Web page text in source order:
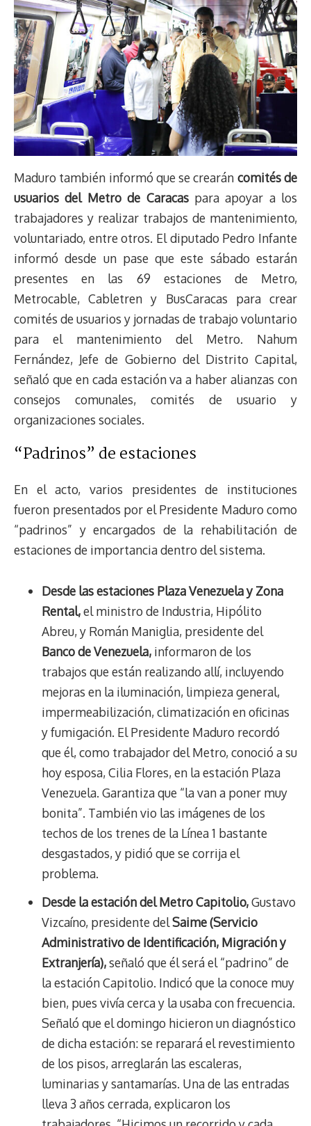
Maduro también informó que se crearán comités de
usuarios del Metro de Caracaspara apoyar a los
trabajadores y realizar trabajos de mantenimiento,
voluntariado, entre otros. El diputado Pedro Infante
informó desde un pase que este sábado estarán
presentes en las 69 estaciones de Metro,
Metrocable, Cabletren y BusCaracas para crear
comités de usuarios y jornadas de trabajo voluntario
para el mantenimiento del Metro. Nahum
Fernández, Jefe de Gobierno del Distrito Capital,
señaló que en cada estación va a haber alianzas con
consejos comunales, comités de usuario y
organizaciones sociales.
“Padrinos” de estaciones
En el acto, varios presidentes de instituciones
fueron presentados por el Presidente Maduro como
“padrinos” y encargados de la rehabilitación de
estaciones de importancia dentro del sistema.
Desde las estaciones Plaza Venezuela y Zona
Rental,el ministro de Industria, Hipólito
Abreu, y Román Maniglia, presidente del
Banco de Venezuela, informaron de los
trabajos que están realizando allí, incluyendo
mejoras en la iluminación, limpieza general,
impermeabilización, climatización en oficinas
y fumigación. El Presidente Maduro recordó
que él, como trabajador del Metro, conoció a su
hoy esposa, Cilia Flores, en la estación Plaza
Venezuela. Garantiza que “la van a poner muy
bonita”. También vio las imágenes de los
techos de los trenes de la Línea 1 bastante
desgastados, y pidió que se corrija el
problema.
Desde la estación del Metro Capitolio,Gustavo
Vizcaíno, presidente delSaime (Servicio
Administrativo de Identificación, Migración y
Extranjería),señaló que él será el “padrino” de
la estación Capitolio. Indicó que la conoce muy
bien, pues vivía cerca y la usaba con frecuencia.
Señaló que el domingo hicieron un diagnóstico
de dicha estación: se reparará el revestimiento
de los pisos, arreglarán las escaleras,
luminarias y santamarías. Una de las entradas
lleva 3 años cerrada, explicaron los